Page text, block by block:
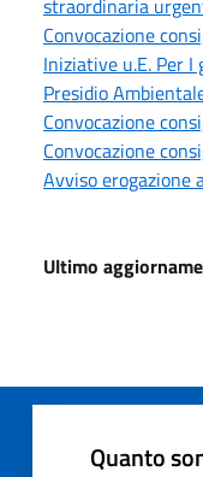
Convocazione
Iniziative u.E. Per I
Presidio
Convocazione
Convocazione
Avviso erogazione
Ultimo
Quanto